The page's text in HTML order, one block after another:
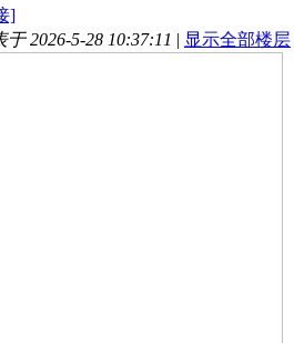
]
于 2026-5-28 10:37:11 | 显示全部楼层